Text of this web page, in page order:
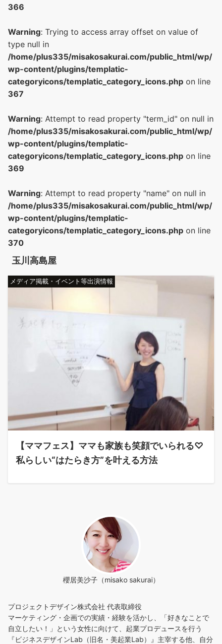
366
Warning: Trying to access array offset on value of
type null in
/home/plus335/misakosakurai.com/public_html/wp/
wp-content/plugins/templatic-
categoryicons/templatic_category_icons.php on line
367
Warning: Attempt to read property "term_id" on null in
/home/plus335/misakosakurai.com/public_html/wp/
wp-content/plugins/templatic-
categoryicons/templatic_category_icons.php on line
369
Warning: Attempt to read property "name" on null in
/home/plus335/misakosakurai.com/public_html/wp/
wp-content/plugins/templatic-
categoryicons/templatic_category_icons.php on line
370
玉川高島屋
メディア掲載・イベント等出演情報
【ママフェス】ママも家族も笑顔でいられる♡
私らしい“はたらき方”を叶える方法
櫻居美沙子（misako sakurai）
プロジェクトデザイン株式会社 代表取締役
マーケティング・企画での実績・経験を活かし、「好きなことで
自立したい！」という女性に向けて、起業プロデュースを行う
『ビジネスデザインLab（旧名・美起業Lab）』主宰する他、自分